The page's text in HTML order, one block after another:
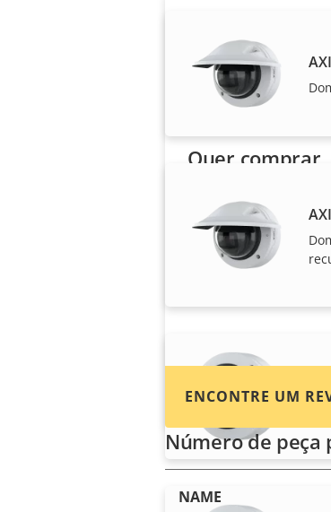
Quer comprar
Encontre
integradores de
instaladores de
ENCONTRE UM
Número de peça
NAME